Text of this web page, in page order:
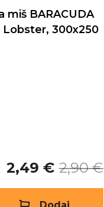
miš BARACUDA
Lobster, 300x250
2,49 € 2,90 €